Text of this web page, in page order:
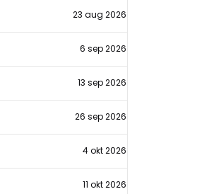
23 aug 2026
6 sep 2026
13 sep 2026
26 sep 2026
4 okt 2026
11 okt 2026